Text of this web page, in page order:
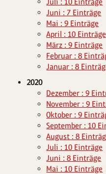
Juni : 7 Einträge
Mai : 9 Einträge
April : 10 Einträge
März : 9 Einträge
Februar : 8
Januar : 8
2020
Dezember : 9
November : 9
Oktober : 9
September : 10
August : 8
Juli : 10 Einträge
Juni : 8 Einträge
Mai : 10 Einträge